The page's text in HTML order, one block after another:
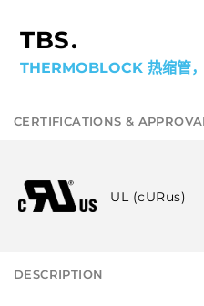
TBS.
THERMOBLOCK 热缩管
CERTIFICATIONS &
UL (cURus)
DESCRIPTION